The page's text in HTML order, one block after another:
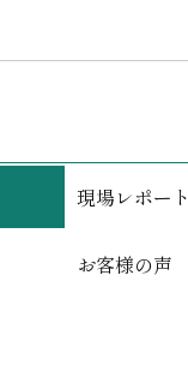
現場レポート
お客様の声